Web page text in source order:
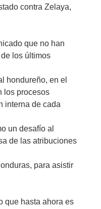
contra Zelaya,
que no han
los últimos
hondureño, en el
los procesos
interna de cada
un desafío al
de las atribuciones
para asistir
que hasta ahora es